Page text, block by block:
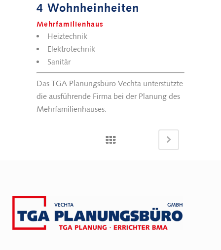
4 Wohnheinheiten
Mehrfamilienhaus
Heiztechnik
Elektrotechnik
Sanitär
Das TGA Planungsbüro Vechta unterstützte
die ausführende Firma bei der Planung des
Mehrfamilienhauses.